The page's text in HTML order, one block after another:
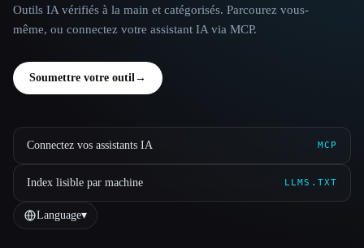
Outils IA vérifiés à la main et catégorisés. Parcourez vous-
même, ou connectez votre assistant IA via MCP.
Soumettre votre outil →
Connectez vos assistants IA MCP
Index lisible par machine LLMS.TXT
Language▾